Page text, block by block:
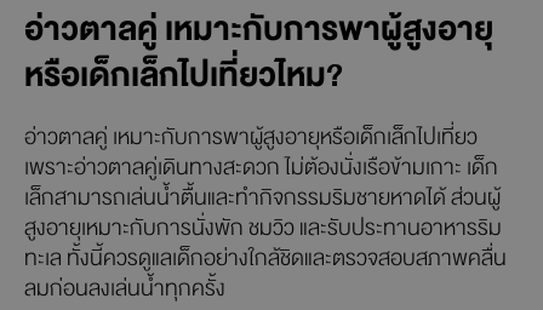
อ่าวตาลคู่ เหมาะกับการพาผู้สูงอายุ
หรือเด็กเล็กไปเที่ยวไหม?
อ่าวตาลคู่ เหมาะกับการพาผู้สูงอายุหรือเด็กเล็กไปเที่ยว
เพราะอ่าวตาลคู่เดินทางสะดวก ไม่ต้องนั่งเรือข้ามเกาะ เด็ก
เล็กสามารถเล่นน้ำตื้นและทำกิจกรรมริมชายหาดได้ ส่วนผู้
สูงอายุเหมาะกับการนั่งพัก ชมวิว และรับประทานอาหารริม
ทะเล ทั้งนี้ควรดูแลเด็กอย่างใกล้ชิดและตรวจสอบสภาพคลื่น
ลมก่อนลงเล่นน้ำทุกครั้ง